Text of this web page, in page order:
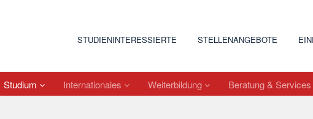
STUDIENINTERESSIERTE STELLENANGEBOTE
Studium Internationales Weiterbildung Beratung & Services